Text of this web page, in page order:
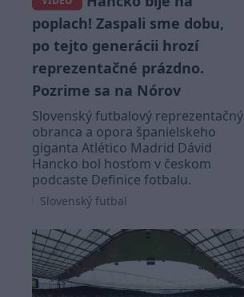
poplach! Zaspali sme dobu,
po tejto generácii hrozí
reprezentačné prázdno.
Pozrime sa na Nórov
Slovenský futbalový reprezentačný
obranca a opora španielskeho
giganta Atlético Madrid Dávid
Hancko bol hosťom v českom
podcaste Definice fotbalu.
Slovenský futbal